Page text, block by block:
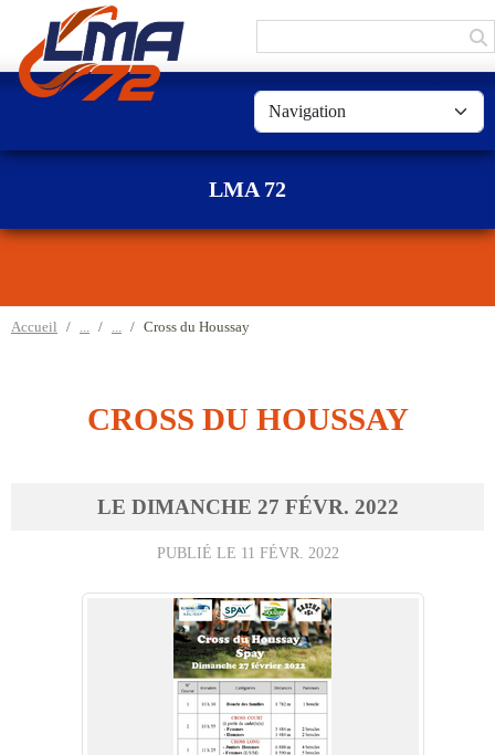
LMA 72
Accueil Cross du Houssay
CROSS DU HOUSSAY
LE DIMANCHE 27 FÉVR. 2022
PUBLIÉ LE 11 FÉVR. 2022
Panneau de gestion des cookies